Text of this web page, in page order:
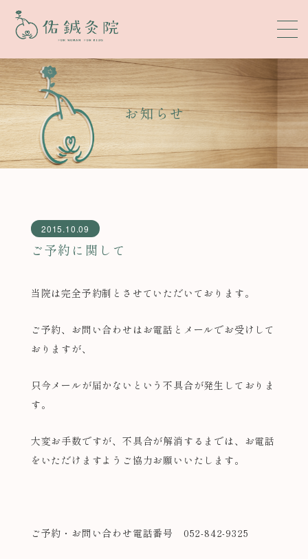
お知らせ
2015.10.09
ご予約に関して
当院は完全予約制とさせていただいております。
ご予約、お問い合わせはお電話とメールでお受けして
おりますが、
只今メールが届かないという不具合が発生しておりま
す。
大変お手数ですが、不具合が解消するまでは、お電話
をいただけますようご協力お願いいたします。
ご予約・お問い合わせ電話番号 052-842-9325